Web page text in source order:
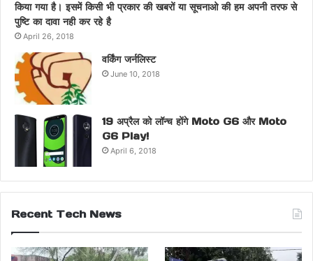
किया गया है। इसमें किसी भी प्रकार की खबरों या सूचनाओ की हम अपनी तरफ से
पुष्टि का दावा नही कर रहे है
April 26, 2018
वर्किंग जर्नलिस्ट
June 10, 2018
19 अप्रैल को लॉन्च होंगे Moto G6 और Moto
G6 Play!
April 6, 2018
Recent Tech News